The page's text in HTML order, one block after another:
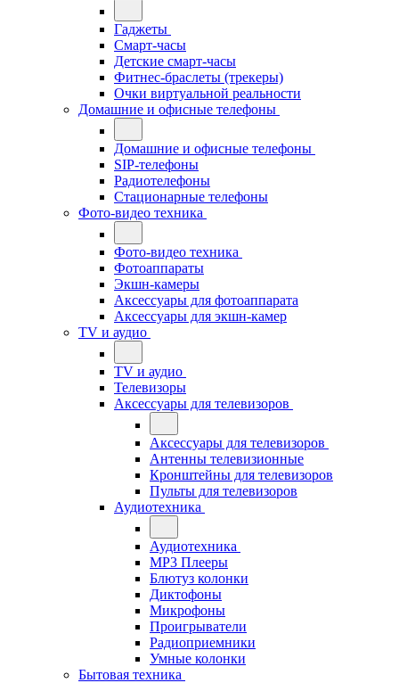
Гаджеты
Смарт-часы
Детские смарт-часы
Фитнес-браслеты (трекеры)
Очки виртуальной реальности
Домашние и офисные телефоны
Домашние и офисные телефоны
SIP-телефоны
Радиотелефоны
Стационарные телефоны
Фото-видео техника
Фото-видео техника
Фотоаппараты
Экшн-камеры
Аксессуары для фотоаппарата
Аксессуары для экшн-камер
TV и аудио
TV и аудио
Телевизоры
Аксессуары для телевизоров
Аксессуары для телевизоров
Антенны телевизионные
Кронштейны для телевизоров
Пульты для телевизоров
Аудиотехника
Аудиотехника
MP3 Плееры
Блютуз колонки
Диктофоны
Микрофоны
Проигрыватели
Радиоприемники
Умные колонки
Бытовая техника